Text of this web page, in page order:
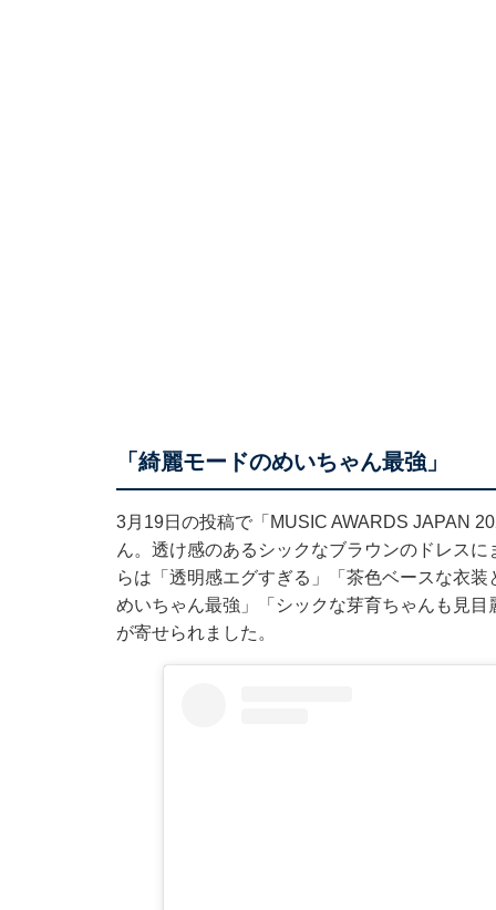
「綺麗モードのめいちゃん最強」
3月19日の投稿で「MUSIC AWARDS JAPAN
ん。透け感のあるシックなブラウンのドレス
らは「透明感エグすぎる」「茶色ベースな衣
めいちゃん最強」「シックな芽育ちゃんも見
が寄せられました。